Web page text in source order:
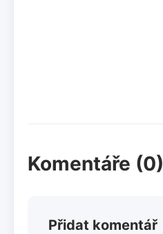
Komentáře (0)
Přidat komentář